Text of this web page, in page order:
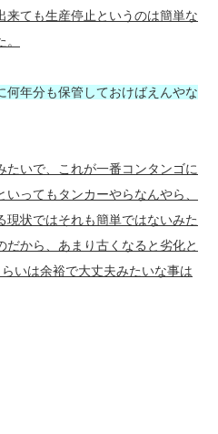
来ても生産停止というのは簡単な
何年分も保管しておけばえんやな
たいで、これが一番コンタンゴに
ってもタンカーやらなんやら、
状ではそれも簡単ではないみた
だから、あまり古くなると劣化と
いは余裕で大丈夫みたいな事は